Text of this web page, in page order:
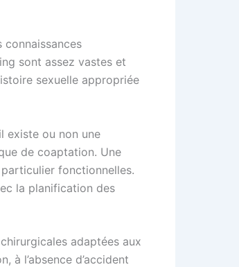
sont assez vastes et
sexuelle appropriée
existe ou non une
de coaptation. Une
fonctionnelles.
la planification des
adaptées aux
l’absence d’accident